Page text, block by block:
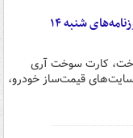
عکس/ صفحه نخست روزنامه‌های شنبه ۱۴
کارت سوخت آری
سایت‌های قیمت‌ساز خودرو،